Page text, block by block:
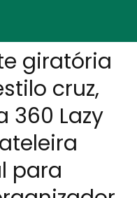
giratória
cruz,
360 Lazy
para